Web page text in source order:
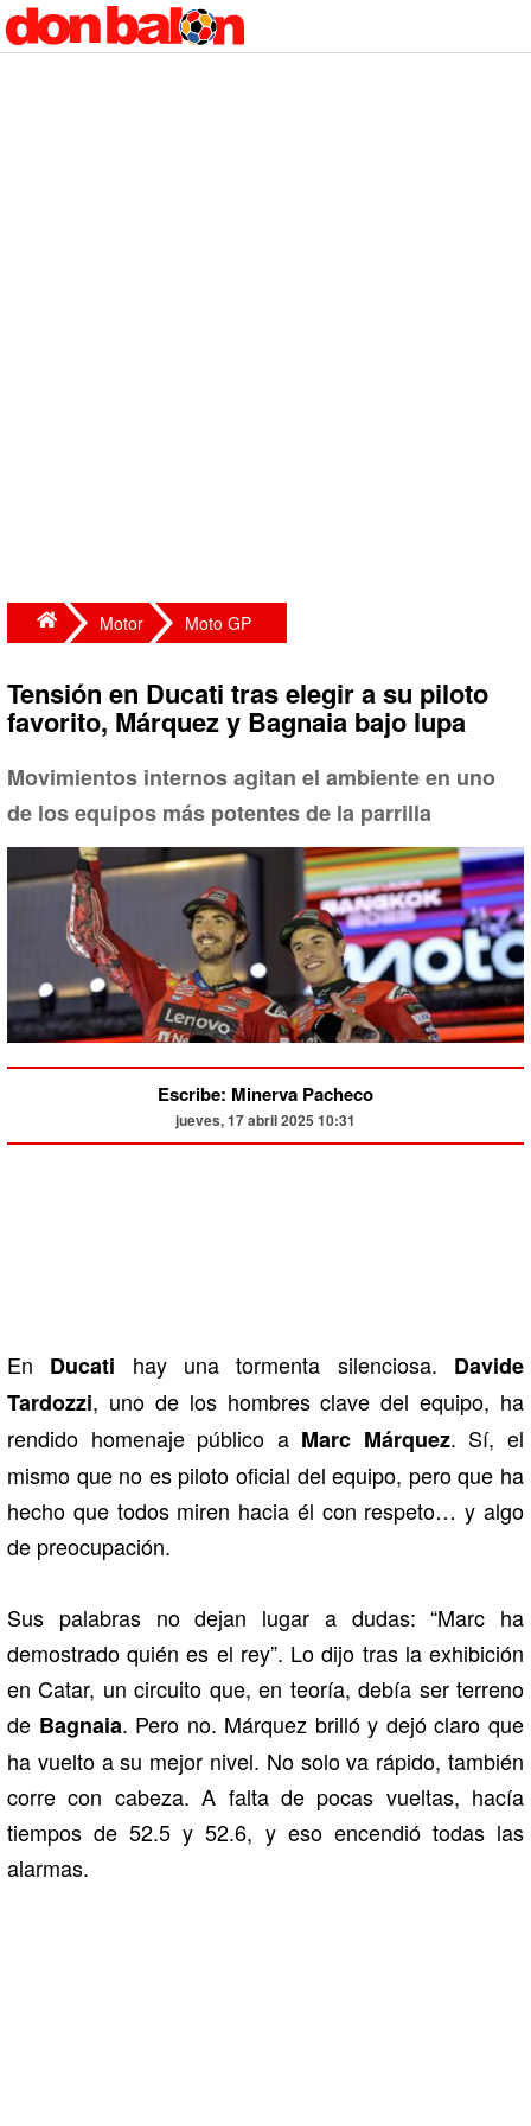
Motor Moto GP
Tensión en Ducati tras elegir a su piloto
favorito, Márquez y Bagnaia bajo lupa
Movimientos internos agitan el ambiente en uno
de los equipos más potentes de la parrilla
Escribe: Minerva Pacheco
jueves, 17 abril 2025 10:31
En Ducati hay una tormenta silenciosa. Davide
Tardozzi, uno de los hombres clave del equipo, ha
rendido homenaje público a Marc Márquez. Sí, el
mismo que no es piloto oficial del equipo, pero que ha
hecho que todos miren hacia él con respeto… y algo
de preocupación.
Sus palabras no dejan lugar a dudas: “Marc ha
demostrado quién es el rey”. Lo dijo tras la exhibición
en Catar, un circuito que, en teoría, debía ser terreno
de Bagnaia. Pero no. Márquez brilló y dejó claro que
ha vuelto a su mejor nivel. No solo va rápido, también
corre con cabeza. A falta de pocas vueltas, hacía
tiempos de 52.5 y 52.6, y eso encendió todas las
alarmas.